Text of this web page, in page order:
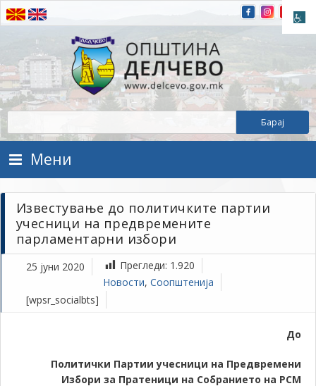
Прескокнете на содржината
Општина Делчево
Општина Делчево
Мени
Известување до политичките партии
учесници на предвремените
парламентарни избори
25 јуни 2020 Прегледи: 1.920
Новости, Соопштенија
[wpsr_socialbts]
До
Политички Партии учесници на Предвремени
Избори за Пратеници на Собранието на РСМ